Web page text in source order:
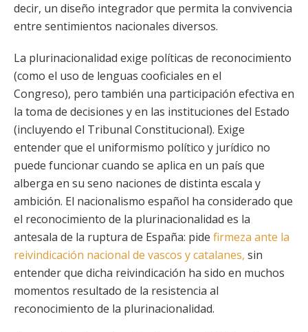
decir, un diseño integrador que permita la convivencia
entre sentimientos nacionales diversos.
La plurinacionalidad exige políticas de reconocimiento
(como el uso de lenguas cooficiales en el
Congreso), pero también una participación efectiva en
la toma de decisiones y en las instituciones del Estado
(incluyendo el Tribunal Constitucional). Exige
entender que el uniformismo político y jurídico no
puede funcionar cuando se aplica en un país que
alberga en su seno naciones de distinta escala y
ambición. El nacionalismo español ha considerado que
el reconocimiento de la plurinacionalidad es la
antesala de la ruptura de España: pide firmeza ante la
reivindicación nacional de vascos y catalanes, sin
entender que dicha reivindicación ha sido en muchos
momentos resultado de la resistencia al
reconocimiento de la plurinacionalidad.